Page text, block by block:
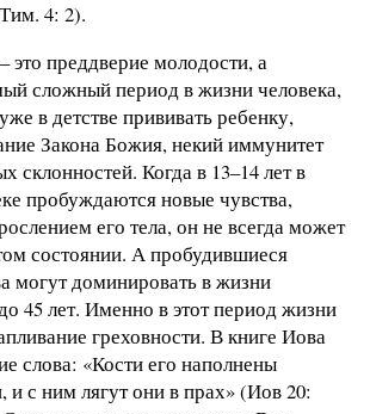
4: 2).
это преддверие молодости, а
сложный период в жизни человека,
в детстве прививать ребенку,
Закона Божия, некий иммунитет
склонностей. Когда в 13–14 лет в
пробуждаются новые чувства,
его тела, он не всегда может
состоянии. А пробудившиеся
могут доминировать в жизни
45 лет. Именно в этот период жизни
греховности. В книге Иова
слова: «Кости его наполнены
и с ним лягут они в прах» (Иов 20: